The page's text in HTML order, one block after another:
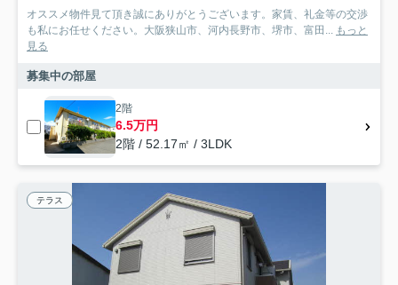
オススメ物件見て頂き誠にありがとうございます。家賃、礼金等の交渉
も私にお任せください。大阪狭山市、河内長野市、堺市、富田... もっと
見る
募集中の部屋
2階
6.5万円
2階 / 52.17㎡ / 3LDK
テラス